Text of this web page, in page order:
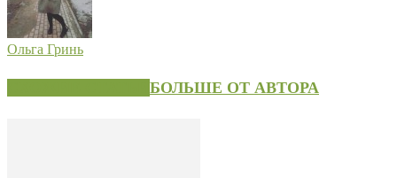
Ольга Гринь
БОЛЬШЕ ОТ АВТОРА